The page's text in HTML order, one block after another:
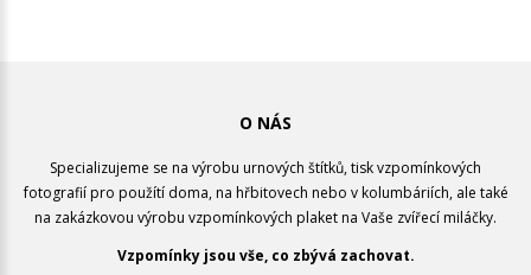
O NÁS
Specializujeme se na výrobu urnových štítků, tisk vzpomínkových
fotografií pro použítí doma, na hřbitovech nebo v kolumbáriích, ale také
na zakázkovou výrobu vzpomínkových plaket na Vaše zvířecí miláčky.
Vzpomínky jsou vše, co zbývá zachovat.